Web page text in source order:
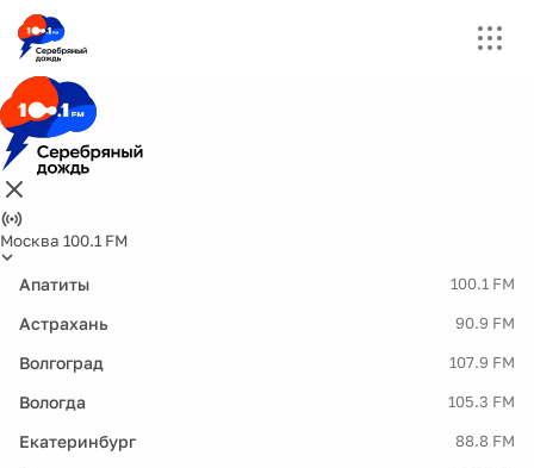
Москва 100.1 FM
Апатиты 100.1 FM
Астрахань 90.9 FM
Волгоград 107.9 FM
Вологда 105.3 FM
Екатеринбург 88.8 FM